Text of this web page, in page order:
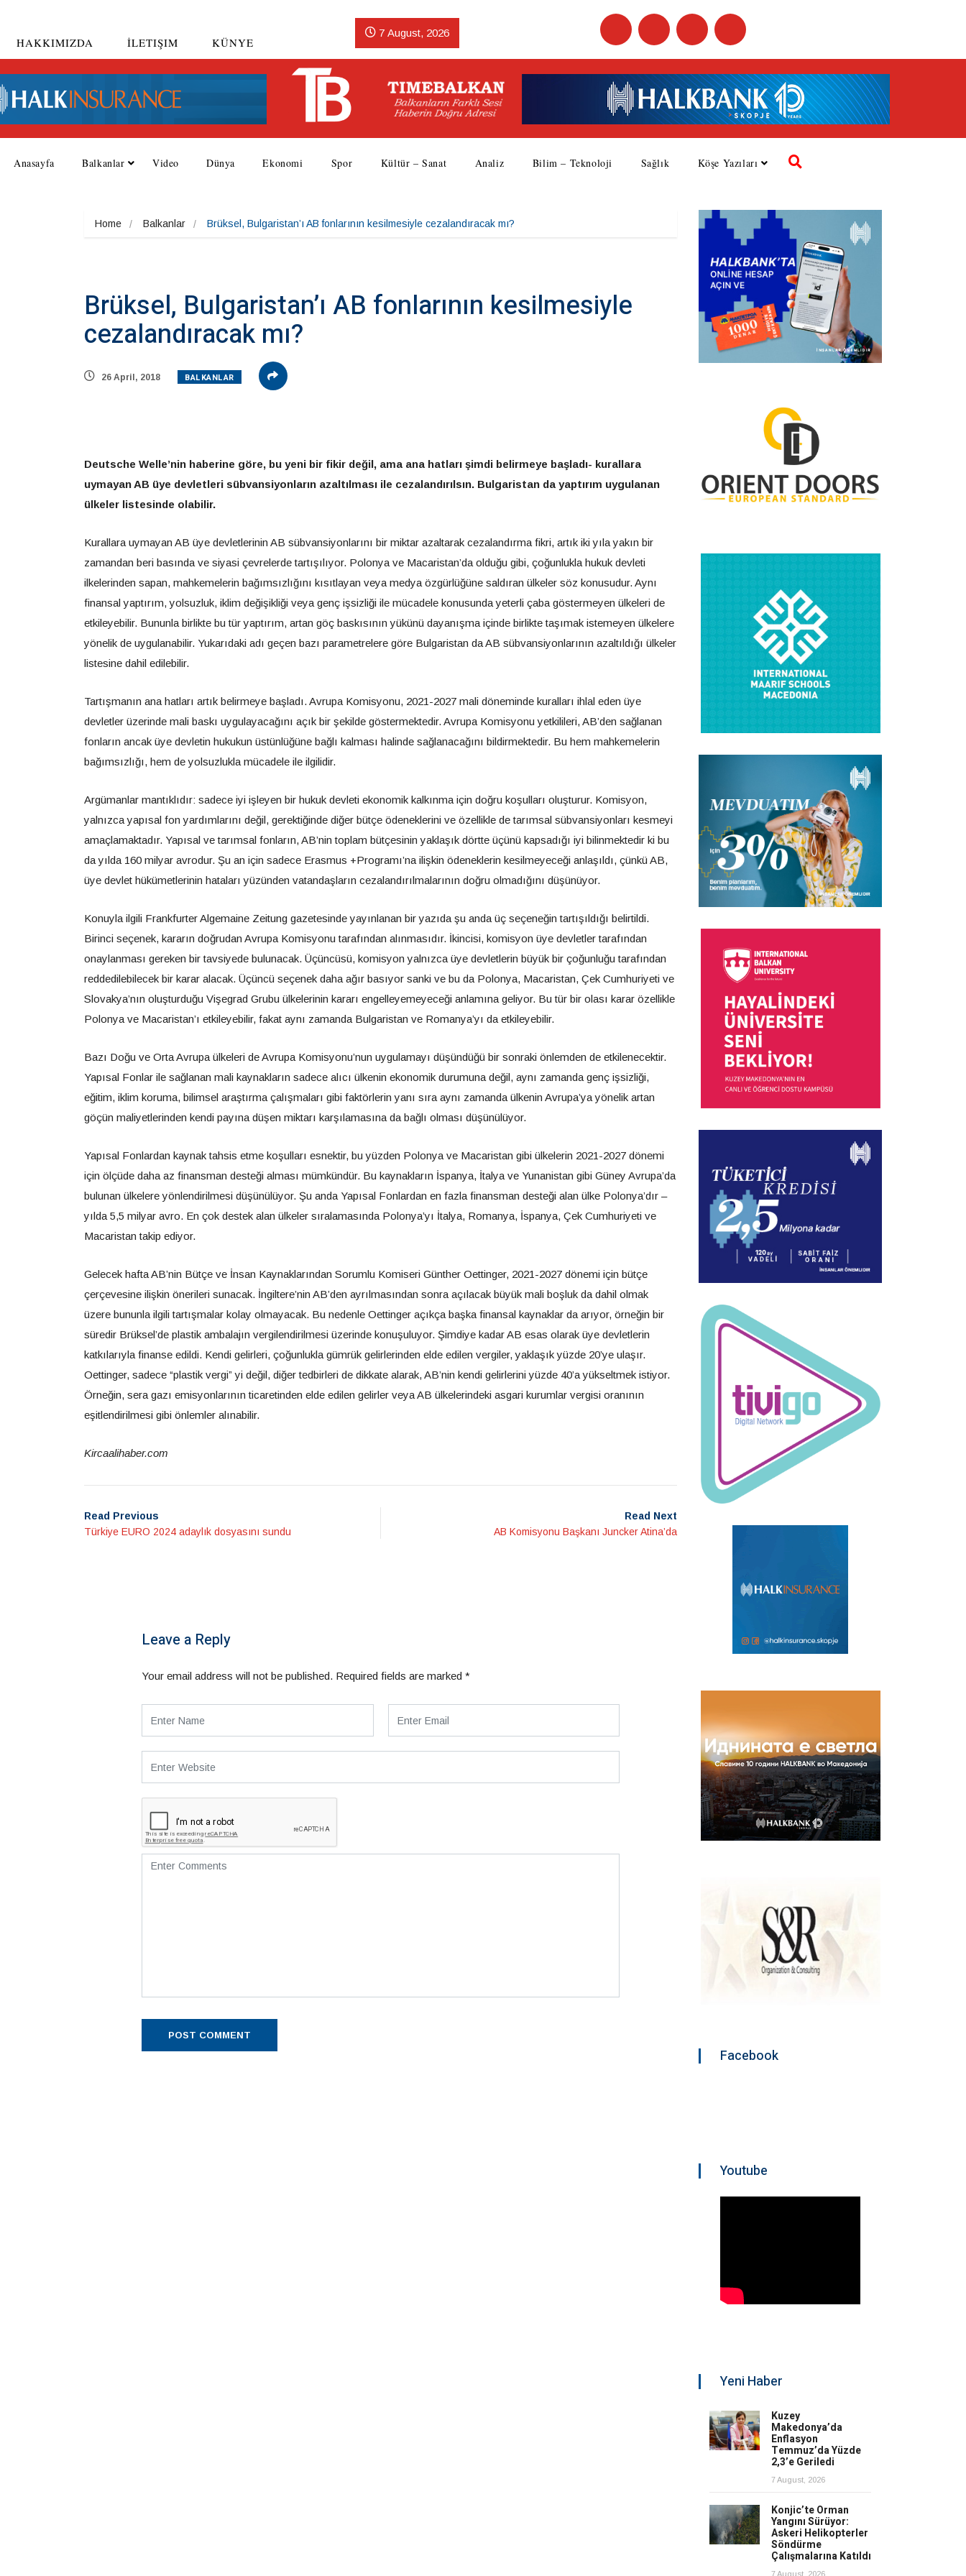
HAKKIMIZDA İLETIŞIM KÜNYE
7 August, 2026
Anasayfa Balkanlar Video Dünya Ekonomi Spor Kültür – Sanat Analiz Bilim – Teknoloji Sağlık Köşe Yazıları
Home Balkanlar Brüksel, Bulgaristan’ı AB fonlarının kesilmesiyle cezalandıracak mı?
Brüksel, Bulgaristan’ı AB fonlarının kesilmesiyle
cezalandıracak mı?
26 April, 2018 BALKANLAR
Deutsche Welle’nin haberine göre, bu yeni bir fikir değil, ama ana hatları şimdi belirmeye başladı- kurallara
uymayan AB üye devletleri sübvansiyonların azaltılması ile cezalandırılsın. Bulgaristan da yaptırım uygulanan
ülkeler listesinde olabilir.
Kurallara uymayan AB üye devletlerinin AB sübvansiyonlarını bir miktar azaltarak cezalandırma fikri, artık iki yıla yakın bir
zamandan beri basında ve siyasi çevrelerde tartışılıyor. Polonya ve Macaristan’da olduğu gibi, çoğunlukla hukuk devleti
ilkelerinden sapan, mahkemelerin bağımsızlığını kısıtlayan veya medya özgürlüğüne saldıran ülkeler söz konusudur. Aynı
finansal yaptırım, yolsuzluk, iklim değişikliği veya genç işsizliği ile mücadele konusunda yeterli çaba göstermeyen ülkeleri de
etkileyebilir. Bununla birlikte bu tür yaptırım, artan göç baskısının yükünü dayanışma içinde birlikte taşımak istemeyen ülkelere
yönelik de uygulanabilir. Yukarıdaki adı geçen bazı parametrelere göre Bulgaristan da AB sübvansiyonlarının azaltıldığı ülkeler
listesine dahil edilebilir.
Tartışmanın ana hatları artık belirmeye başladı. Avrupa Komisyonu, 2021-2027 mali döneminde kuralları ihlal eden üye
devletler üzerinde mali baskı uygulayacağını açık bir şekilde göstermektedir. Avrupa Komisyonu yetkilileri, AB’den sağlanan
fonların ancak üye devletin hukukun üstünlüğüne bağlı kalması halinde sağlanacağını bildirmektedir. Bu hem mahkemelerin
bağımsızlığı, hem de yolsuzlukla mücadele ile ilgilidir.
Argümanlar mantıklıdır: sadece iyi işleyen bir hukuk devleti ekonomik kalkınma için doğru koşulları oluşturur. Komisyon,
yalnızca yapısal fon yardımlarını değil, gerektiğinde diğer bütçe ödeneklerini ve özellikle de tarımsal sübvansiyonları kesmeyi
amaçlamaktadır. Yapısal ve tarımsal fonların, AB’nin toplam bütçesinin yaklaşık dörtte üçünü kapsadığı iyi bilinmektedir ki bu
da yılda 160 milyar avrodur. Şu an için sadece Erasmus +Programı’na ilişkin ödeneklerin kesilmeyeceği anlaşıldı, çünkü AB,
üye devlet hükümetlerinin hataları yüzünden vatandaşların cezalandırılmalarının doğru olmadığını düşünüyor.
Konuyla ilgili Frankfurter Algemaine Zeitung gazetesinde yayınlanan bir yazıda şu anda üç seçeneğin tartışıldığı belirtildi.
Birinci seçenek, kararın doğrudan Avrupa Komisyonu tarafından alınmasıdır. İkincisi, komisyon üye devletler tarafından
onaylanması gereken bir tavsiyede bulunacak. Üçüncüsü, komisyon yalnızca üye devletlerin büyük bir çoğunluğu tarafından
reddedilebilecek bir karar alacak. Üçüncü seçenek daha ağır basıyor sanki ve bu da Polonya, Macaristan, Çek Cumhuriyeti ve
Slovakya’nın oluşturduğu Vişegrad Grubu ülkelerinin kararı engelleyemeyeceği anlamına geliyor. Bu tür bir olası karar özellikle
Polonya ve Macaristan’ı etkileyebilir, fakat aynı zamanda Bulgaristan ve Romanya’yı da etkileyebilir.
Bazı Doğu ve Orta Avrupa ülkeleri de Avrupa Komisyonu’nun uygulamayı düşündüğü bir sonraki önlemden de etkilenecektir.
Yapısal Fonlar ile sağlanan mali kaynakların sadece alıcı ülkenin ekonomik durumuna değil, aynı zamanda genç işsizliği,
eğitim, iklim koruma, bilimsel araştırma çalışmaları gibi faktörlerin yanı sıra aynı zamanda ülkenin Avrupa’ya yönelik artan
göçün maliyetlerinden kendi payına düşen miktarı karşılamasına da bağlı olması düşünülüyor.
Yapısal Fonlardan kaynak tahsis etme koşulları esnektir, bu yüzden Polonya ve Macaristan gibi ülkelerin 2021-2027 dönemi
için ölçüde daha az finansman desteği alması mümkündür. Bu kaynakların İspanya, İtalya ve Yunanistan gibi Güney Avrupa’da
bulunan ülkelere yönlendirilmesi düşünülüyor. Şu anda Yapısal Fonlardan en fazla finansman desteği alan ülke Polonya’dır –
yılda 5,5 milyar avro. En çok destek alan ülkeler sıralamasında Polonya’yı İtalya, Romanya, İspanya, Çek Cumhuriyeti ve
Macaristan takip ediyor.
Gelecek hafta AB’nin Bütçe ve İnsan Kaynaklarından Sorumlu Komiseri Günther Oettinger, 2021-2027 dönemi için bütçe
çerçevesine ilişkin önerileri sunacak. İngiltere’nin AB’den ayrılmasından sonra açılacak büyük mali boşluk da dahil olmak
üzere bununla ilgili tartışmalar kolay olmayacak. Bu nedenle Oettinger açıkça başka finansal kaynaklar da arıyor, örneğin bir
süredir Brüksel’de plastik ambalajın vergilendirilmesi üzerinde konuşuluyor. Şimdiye kadar AB esas olarak üye devletlerin
katkılarıyla finanse edildi. Kendi gelirleri, çoğunlukla gümrük gelirlerinden elde edilen vergiler, yaklaşık yüzde 20’ye ulaşır.
Oettinger, sadece “plastik vergi” yi değil, diğer tedbirleri de dikkate alarak, AB’nin kendi gelirlerini yüzde 40’a yükseltmek istiyor.
Örneğin, sera gazı emisyonlarının ticaretinden elde edilen gelirler veya AB ülkelerindeki asgari kurumlar vergisi oranının
eşitlendirilmesi gibi önlemler alınabilir.
Kircaalihaber.com
Read Previous
Türkiye EURO 2024 adaylık dosyasını sundu
Read Next
AB Komisyonu Başkanı Juncker Atina’da
Leave a Reply
Your email address will not be published. Required fields are marked *
Facebook
Youtube
Yeni Haber
Kuzey
Makedonya’da
Enflasyon
Temmuz’da Yüzde
2,3’e Geriledi
7 August, 2026
Konjic’te Orman
Yangını Sürüyor:
Askeri Helikopterler
Söndürme
Çalışmalarına Katıldı
7 August, 2026